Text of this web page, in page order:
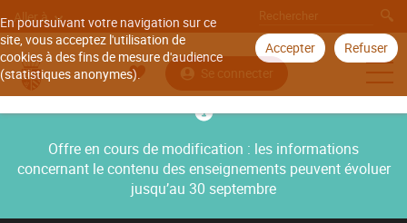
En poursuivant votre navigation sur ce
site, vous acceptez l'utilisation de
cookies à des fins de mesure d'audience
(statistiques anonymes).
Accepter Refuser
Aller à
Se connecter
Offre en cours de modification : les informations
concernant le contenu des enseignements peuvent évoluer
jusqu’au 30 septembre